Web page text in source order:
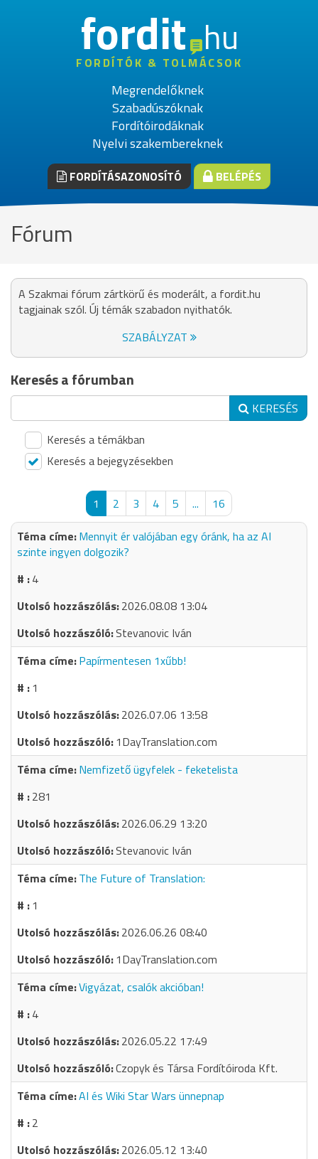
fordithu
FORDÍTÓK & TOLMÁCSOK
Megrendelőknek
Szabadúszóknak
Fordítóirodáknak
Nyelvi szakembereknek
FORDÍTÁSAZONOSÍTÓ BELÉPÉS
Fórum
A Szakmai fórum zártkörű és moderált, a fordit.hu
tagjainak szól. Új témák szabadon nyithatók.
SZABÁLYZAT
Keresés a fórumban
KERESÉS
Keresés a témákban
Keresés a bejegyzésekben
1 2 3 4 5 ...
16
Mennyit ér valójában egy óránk, ha az AI
szinte ingyen dolgozik?
4
2026.08.08 13:04
Stevanovic Iván
Papírmentesen 1xűbb!
1
2026.07.06 13:58
1DayTranslation.com
Nemfizető ügyfelek - feketelista
281
2026.06.29 13:20
Stevanovic Iván
The Future of Translation:
1
2026.06.26 08:40
1DayTranslation.com
Vigyázat, csalók akcióban!
4
2026.05.22 17:49
Czopyk és Társa Fordítóiroda Kft.
AI és Wiki Star Wars ünnepnap
2
2026.05.12 13:40